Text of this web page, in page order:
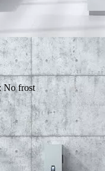
No frost